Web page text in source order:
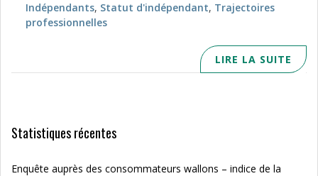
Indépendants, Statut d'indépendant, Trajectoires
professionnelles
LIRE LA SUITE
Statistiques récentes
Enquête auprès des consommateurs wallons – indice de la